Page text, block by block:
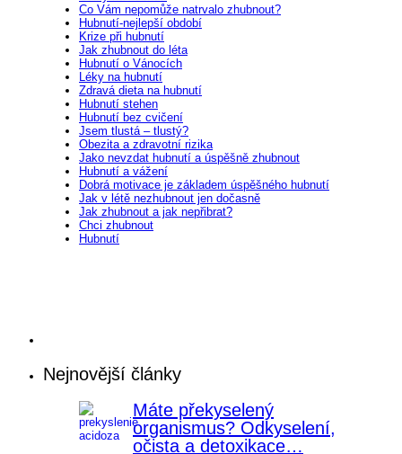
Co Vám nepomůže natrvalo zhubnout?
Hubnutí-nejlepší období
Krize při hubnutí
Jak zhubnout do léta
Hubnutí o Vánocích
Léky na hubnutí
Zdravá dieta na hubnutí
Hubnutí stehen
Hubnutí bez cvičení
Jsem tlustá – tlustý?
Obezita a zdravotní rizika
Jako nevzdat hubnutí a úspěšně zhubnout
Hubnutí a vážení
Dobrá motivace je základem úspěšného hubnutí
Jak v létě nezhubnout jen dočasně
Jak zhubnout a jak nepřibrat?
Chci zhubnout
Hubnutí
Nejnovější články
Máte překyselený
organismus? Odkyselení,
očista a detoxikace…